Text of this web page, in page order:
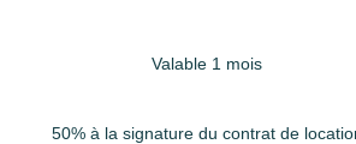
Valable 1 mois
50% à la signature du contrat de